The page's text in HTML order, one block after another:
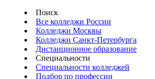
Поиск
Все колледжи России
Колледжи Москвы
Колледжи Санкт-Петербурга
Дистанционное образование
Специальности
Специальности колледжей
Подбор по профессии